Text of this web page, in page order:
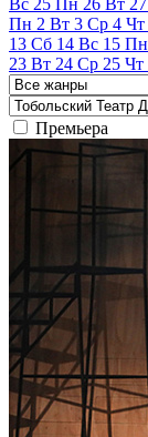
Пн 2 Вт 3 Ср 4 Чт
13 Сб 14 Вс 15 Пн
23 Вт 24 Ср 25 Чт
Премьера